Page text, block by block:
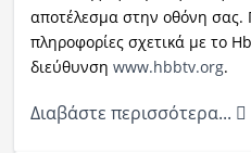
αποτέλεσμα στην οθόνη σας.
πληροφορίες σχετικά με το
διεύθυνση www.hbbtv.org.
Διαβάστε περισσότερα...